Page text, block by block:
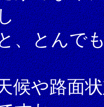
、とんで
候や路面